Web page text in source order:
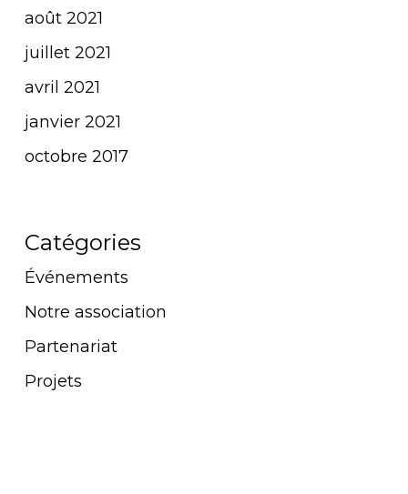
août 2021
juillet 2021
avril 2021
janvier 2021
octobre 2017
Catégories
Événements
Notre association
Partenariat
Projets